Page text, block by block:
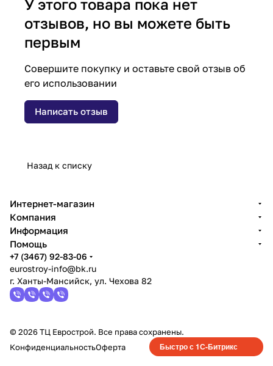
У этого товара пока нет
отзывов, но вы можете быть
первым
Совершите покупку и оставьте свой отзыв об
его использовании
Написать отзыв
Назад к списку
Интернет-магазин
Компания
Информация
Помощь
+7 (3467) 92-83-06
eurostroy-info@bk.ru
г. Ханты-Мансийск, ул. Чехова 82
© 2026 ТЦ Еврострой. Все права сохранены.
КонфиденциальностьОферта Быстро с 1С-Битрикс